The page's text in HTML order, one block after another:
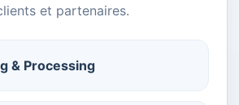
et partenaires.
& Processing